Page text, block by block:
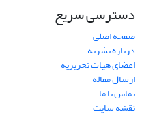
دسترسی سریع
صفحه اصلی
درباره نشریه
اعضای هیات تحریریه
ارسال مقاله
تماس با ما
نقشه سایت